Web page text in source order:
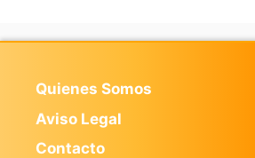
Quienes Somos
Aviso Legal
Contacto